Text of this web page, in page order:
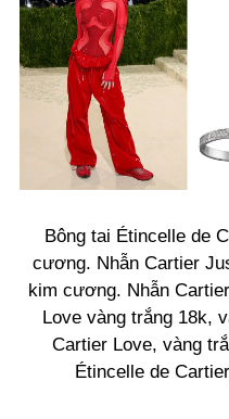
Bông tai Étincelle de
cương. Nhẫn Cartier
kim cương. Nhẫn
Love vàng trắng 18k,
Cartier Love, vàng
Étincelle de